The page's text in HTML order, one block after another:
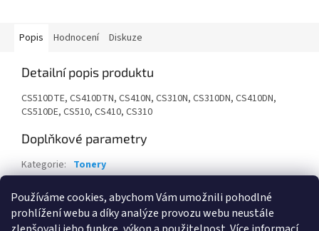
Používáme cookies, abychom Vám umožnili pohodlné
prohlížení webu a díky analýze provozu webu neustále
Popis Hodnocení Diskuze
Detailní popis produktu
CS510DTE, CS410DTN, CS410N, CS310N, CS310DN, CS410DN,
CS510DE, CS510, CS410, CS310
Doplňkové parametry
Kategorie: Tonery
EAN: 734646436854